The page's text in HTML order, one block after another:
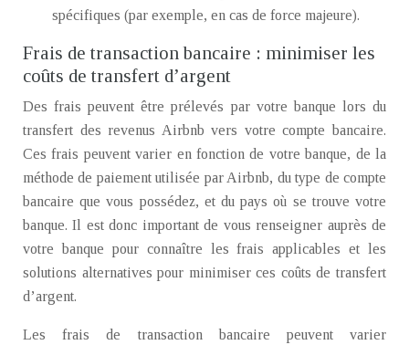
spécifiques (par exemple, en cas de force majeure).
Frais de transaction bancaire : minimiser les
coûts de transfert d’argent
Des frais peuvent être prélevés par votre banque lors du
transfert des revenus Airbnb vers votre compte bancaire.
Ces frais peuvent varier en fonction de votre banque, de la
méthode de paiement utilisée par Airbnb, du type de compte
bancaire que vous possédez, et du pays où se trouve votre
banque. Il est donc important de vous renseigner auprès de
votre banque pour connaître les frais applicables et les
solutions alternatives pour minimiser ces coûts de transfert
d’argent.
Les frais de transaction bancaire peuvent varier